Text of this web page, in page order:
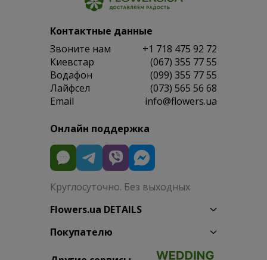
Контактные данные
Звоните нам
+1 718 475 92 72
Киевстар
(067) 355 77 55
Водафон
(099) 355 77 55
Лайфсел
(073) 565 56 68
Email
info@flowers.ua
Онлайн поддержка
Круглосуточно. Без выходных
Flowers.ua DETAILS
Покупателю